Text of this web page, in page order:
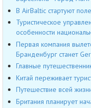
В AirBaltic стартуют
Туристическое
особенности
Первая компания
Бранденбург станет
Главные
Китай переживает
Путешествие всей
Британия планирует